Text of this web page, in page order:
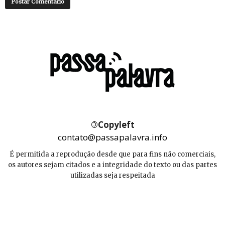
©Copyleft
contato@passapalavra.info
É permitida a reprodução desde que para fins não comerciais,
os autores sejam citados e a integridade do texto ou das partes
utilizadas seja respeitada